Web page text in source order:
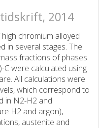
2014
chromium alloyed
in several stages. The
fractions of phases
C were calculated using
All calculations were
which correspond to
in N2-H2 and
H2 and argon),
austenite and